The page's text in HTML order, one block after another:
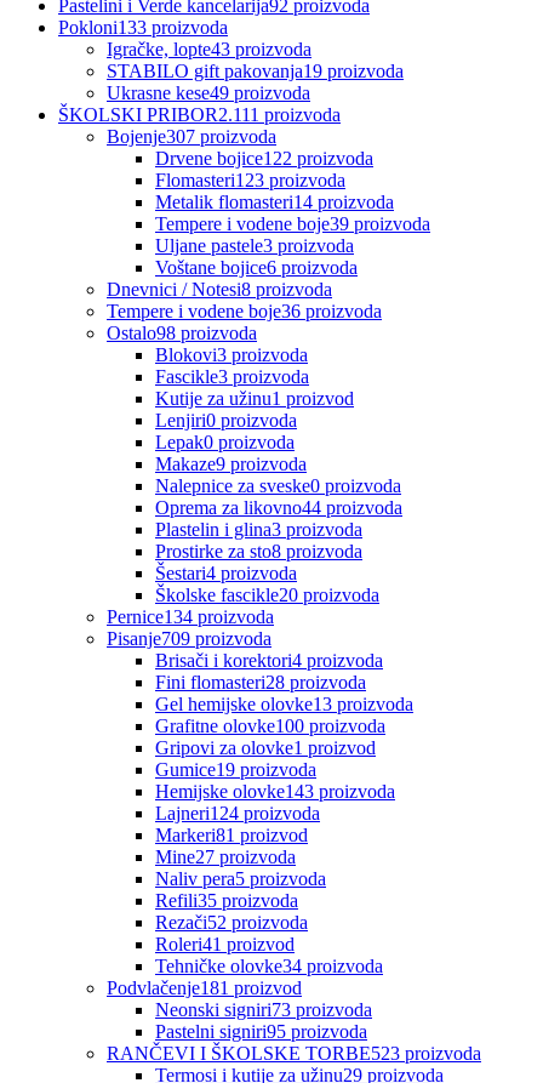
Pastelini i Verde kancelarija92 proizvoda
Pokloni133 proizvoda
Igračke, lopte43 proizvoda
STABILO gift pakovanja19 proizvoda
Ukrasne kese49 proizvoda
ŠKOLSKI PRIBOR2.111 proizvoda
Bojenje307 proizvoda
Drvene bojice122 proizvoda
Flomasteri123 proizvoda
Metalik flomasteri14 proizvoda
Tempere i vodene boje39 proizvoda
Uljane pastele3 proizvoda
Voštane bojice6 proizvoda
Dnevnici / Notesi8 proizvoda
Tempere i vodene boje36 proizvoda
Ostalo98 proizvoda
Blokovi3 proizvoda
Fascikle3 proizvoda
Kutije za užinu1 proizvod
Lenjiri0 proizvoda
Lepak0 proizvoda
Makaze9 proizvoda
Nalepnice za sveske0 proizvoda
Oprema za likovno44 proizvoda
Plastelin i glina3 proizvoda
Prostirke za sto8 proizvoda
Šestari4 proizvoda
Školske fascikle20 proizvoda
Pernice134 proizvoda
Pisanje709 proizvoda
Brisači i korektori4 proizvoda
Fini flomasteri28 proizvoda
Gel hemijske olovke13 proizvoda
Grafitne olovke100 proizvoda
Gripovi za olovke1 proizvod
Gumice19 proizvoda
Hemijske olovke143 proizvoda
Lajneri124 proizvoda
Markeri81 proizvod
Mine27 proizvoda
Naliv pera5 proizvoda
Refili35 proizvoda
Rezači52 proizvoda
Roleri41 proizvod
Tehničke olovke34 proizvoda
Podvlačenje181 proizvod
Neonski signiri73 proizvoda
Pastelni signiri95 proizvoda
RANČEVI I ŠKOLSKE TORBE523 proizvoda
Termosi i kutije za užinu29 proizvoda